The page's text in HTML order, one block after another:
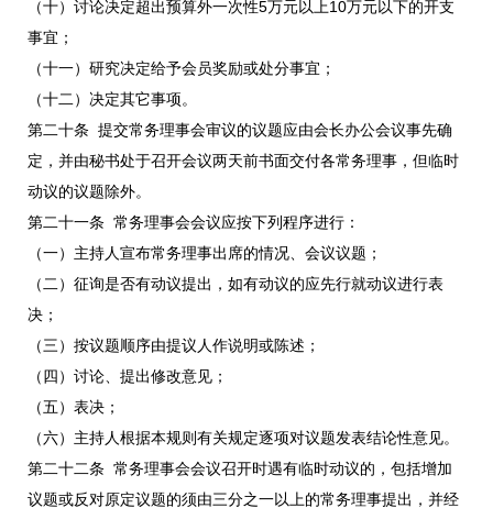
（十）讨论决定超出预算外一次性5万元以上10万元以下的开支
事宜；
（十一）研究决定给予会员奖励或处分事宜；
（十二）决定其它事项。
第二十条 提交常务理事会审议的议题应由会长办公会议事先确
定，并由秘书处于召开会议两天前书面交付各常务理事，但临时
动议的议题除外。
第二十一条 常务理事会会议应按下列程序进行：
（一）主持人宣布常务理事出席的情况、会议议题；
（二）征询是否有动议提出，如有动议的应先行就动议进行表
决；
（三）按议题顺序由提议人作说明或陈述；
（四）讨论、提出修改意见；
（五）表决；
（六）主持人根据本规则有关规定逐项对议题发表结论性意见。
第二十二条 常务理事会会议召开时遇有临时动议的，包括增加
议题或反对原定议题的须由三分之一以上的常务理事提出，并经